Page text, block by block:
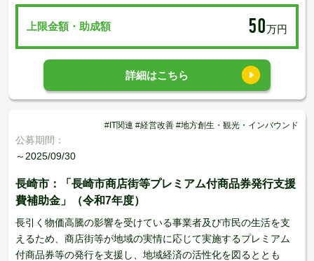
上限金額・助成額 50万円
詳細はこちら
#IT関連 #経営改善 #地方創生・観光・インバウンド
公募期間：
～2025/09/30
長崎市：「長崎市商店街等プレミアム付商品券発行支援
費補助金」（令和7年度）
長引く物価高騰の影響を受けている事業者及び市民の生活を支
えるため、商店街等が地域の実情に応じて実施するプレミアム
付商品券等の発行を支援し、地域経済の活性化を図るととも